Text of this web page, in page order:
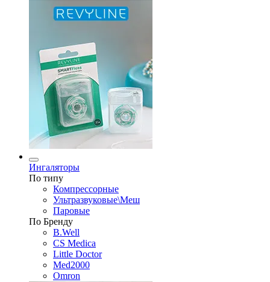
Ингаляторы
По типу
Компрессорные
Ультразвуковые\Меш
Паровые
По Бренду
B.Well
CS Medica
Little Doctor
Med2000
Omron